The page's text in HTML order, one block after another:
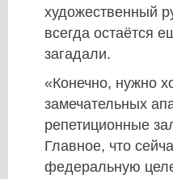
художественный
всегда остаётся
загадали.
«Конечно, нужно
замечательных
репетиционные
Главное, что
федеральную